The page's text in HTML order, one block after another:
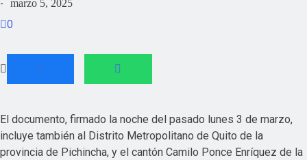
- marzo 5, 2025
0
El documento, firmado la noche del pasado lunes 3 de marzo,
incluye también al Distrito Metropolitano de Quito de la
provincia de Pichincha, y el cantón Camilo Ponce Enríquez de la